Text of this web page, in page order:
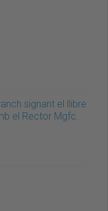
signant el llibre
el Rector Mgfc.